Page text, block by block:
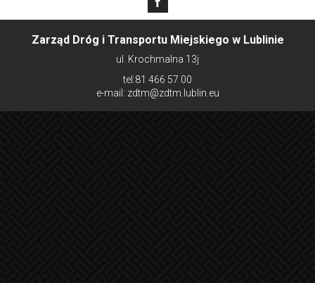
Zarząd Dróg i Transportu Miejskiego w Lublinie
ul. Krochmalna 13j
tel:81 466 57 00
e-mail: zdtm@zdtm.lublin.eu